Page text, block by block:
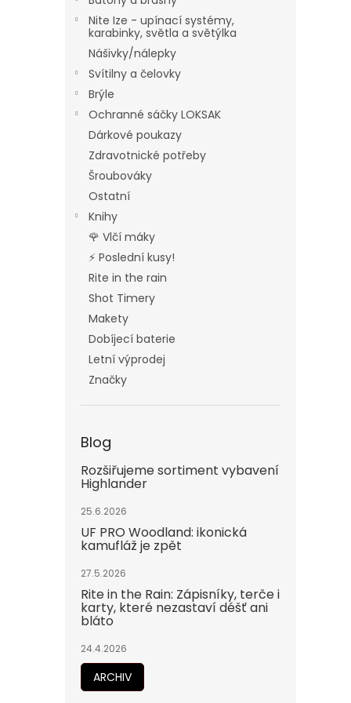
Nite Ize - upínací systémy,
karabinky, světla a světýlka
Nášivky/nálepky
Svítilny a čelovky
Brýle
Ochranné sáčky LOKSAK
Dárkové poukazy
Zdravotnické potřeby
Šroubováky
Ostatní
Knihy
🌹 Vlčí máky
⚡ Poslední kusy!
Rite in the rain
Shot Timery
Makety
Dobíjecí baterie
Letní výprodej
Značky
Blog
Rozšiřujeme sortiment vybavení
Highlander
25.6.2026
UF PRO Woodland: ikonická
kamufláž je zpět
27.5.2026
Rite in the Rain: Zápisníky, terče i
karty, které nezastaví déšť ani
bláto
24.4.2026
ARCHIV